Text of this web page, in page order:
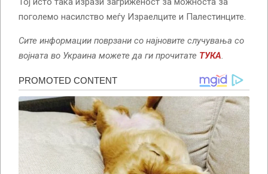
поголемо насилство меѓу Израелците и Палестинците.
Сите информации поврзани со најновите случувања со
војната во Украина можете да ги прочитате ТУКА.